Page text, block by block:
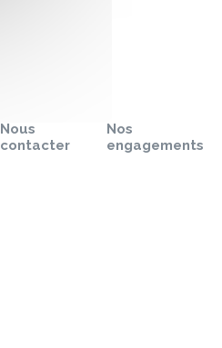
Nous
contacter
Nos
engagements